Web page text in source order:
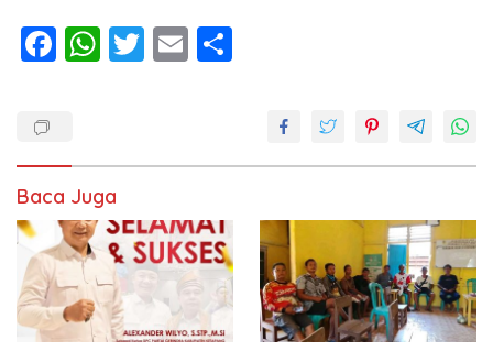
F
o
o
k
W
A
p
p
T E
Baca Juga